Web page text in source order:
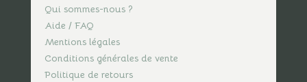
Qui sommes-nous ?
Aide / FAQ
Mentions légales
Conditions générales de vente
Politique de retours